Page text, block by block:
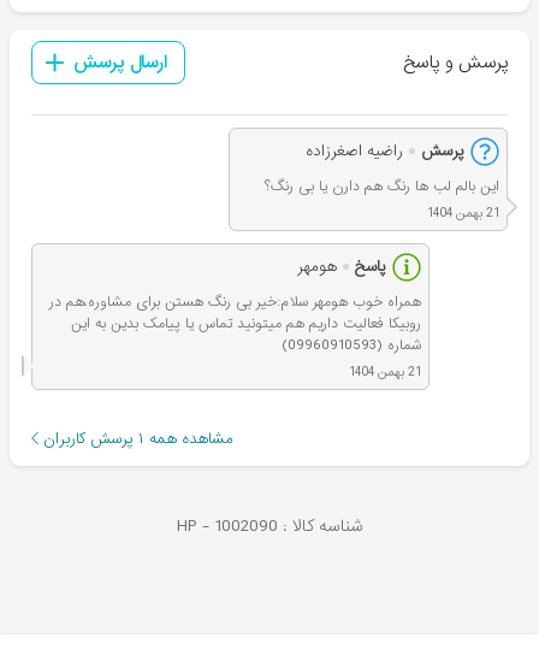
پرسش و پاسخ ارسال پرسش
پرسش راضیه اصغرزاده
این بالم لب ها رنگ هم دارن یا بی رنگ؟
21 بهمن 1404
پاسخ هومهر
همراه خوب هومهر سلام:خیر بی رنگ هستن برای مشاوره،هم در
روبیکا فعالیت داریم هم میتونید تماس یا پیامک بدین به این
شماره (09960910593)
21 بهمن 1404
مشاهده همه ۱ پرسش کاربران
شناسه کالا : HP - 1002090